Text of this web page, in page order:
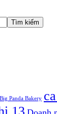
Tìm kiếm
Big Panda Bakery